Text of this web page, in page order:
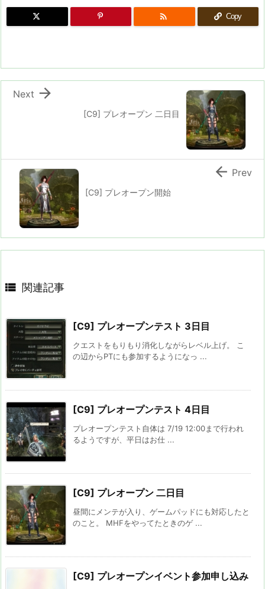
 Copy
[C9] プレオープン 二日目

Next
[C9] プレオープン開始
 Prev
 関連記事
[C9] プレオープンテスト 3日目
クエストをもりもり消化しながらレベル上げ。 こ
の辺からPTにも参加するようになっ ...
[C9] プレオープンテスト 4日目
プレオープンテスト自体は 7/19 12:00まで行われ
るようですが、平日はお仕 ...
[C9] プレオープン 二日目
昼間にメンテが入り、ゲームパッドにも対応したと
のこと。 MHFをやってたときのゲ ...
[C9] プレオープンイベント参加申し込み